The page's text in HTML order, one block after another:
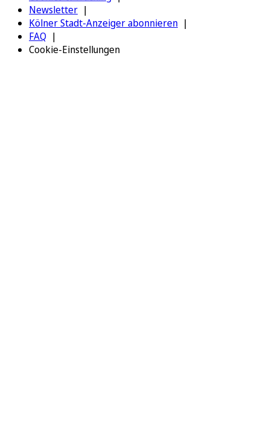
Newsletter
Kölner Stadt-Anzeiger abonnieren
FAQ
Cookie-Einstellungen